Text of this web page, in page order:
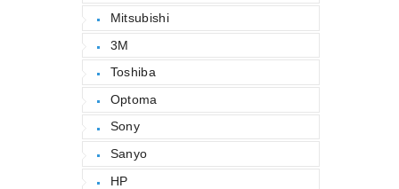
Mitsubishi
3M
Toshiba
Optoma
Sony
Sanyo
HP